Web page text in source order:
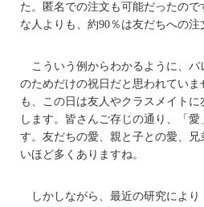
た。匿名での注文も可能だったので
な人よりも、約90％は友だちへの注
こういう例からわかるように、
のためだけの祝日だと思われてい
も、この日は友人やクラスメイト
します。皆さんご存じの通り、「
す。友だちの愛、親と子との愛、
いほど多くありますね。
しかしながら、最近の研究によ